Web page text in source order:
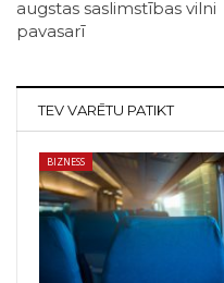
augstas saslimstības vilni
pavasarī
TEV VARĒTU PATIKT
BIZNESS